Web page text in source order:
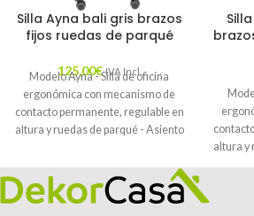
Silla Ayna bali gris brazos
fijos ruedas de parqué
125,00€ IVA Incl.
Modelo Ayna - Silla de oficina
ergonómica con mecanismo de
contacto permanente, regulable en
altura y ruedas de parqué - Asiento
color gris (BRAZOS FIJOS
INCLUIDOS)
altura y
y